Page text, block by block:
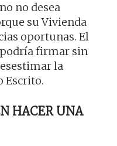
no desea
su Vivienda
oportunas. El
firmar sin
la
Escrito.
HACER UNA